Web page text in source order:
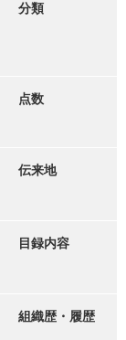
分類
点数
伝来地
目録内容
組織歴・履歴